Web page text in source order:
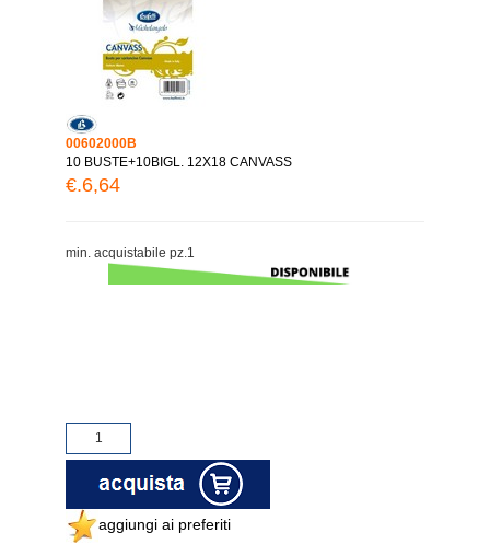
00602000B
10 BUSTE+10BIGL. 12X18 CANVASS
€.6,64
min. acquistabile pz.1
aggiungi ai preferiti